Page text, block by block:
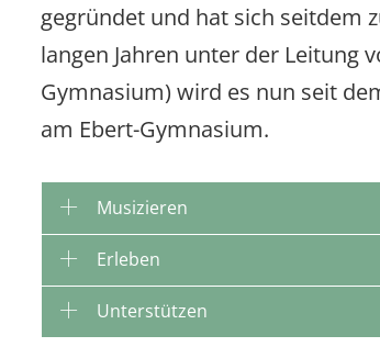
gegründet und hat sich seitdem
langen Jahren unter der Leitung
Gymnasium) wird es nun seit
am Ebert-Gymnasium.
Musizieren
Erleben
Unterstützen